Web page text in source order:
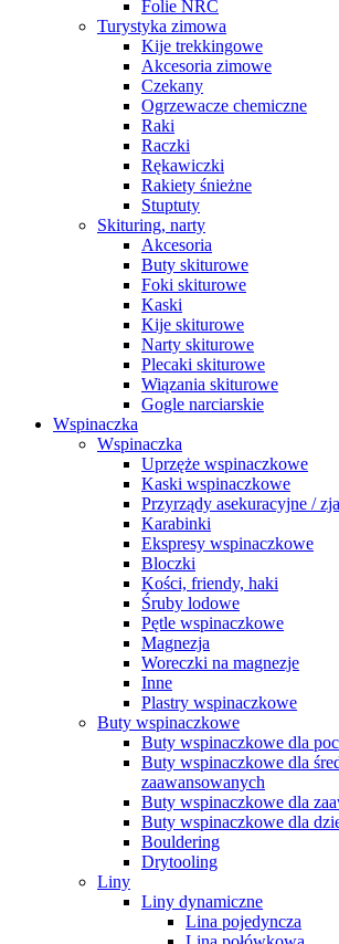
Folie NRC
Turystyka zimowa
Kije trekkingowe
Akcesoria zimowe
Czekany
Ogrzewacze chemiczne
Raki
Raczki
Rękawiczki
Rakiety śnieżne
Stuptuty
Skituring, narty
Akcesoria
Buty skiturowe
Foki skiturowe
Kaski
Kije skiturowe
Narty skiturowe
Plecaki skiturowe
Wiązania skiturowe
Gogle narciarskie
Wspinaczka
Wspinaczka
Uprzęże wspinaczkowe
Kaski wspinaczkowe
Przyrządy asekuracyjne /
Karabinki
Ekspresy wspinaczkowe
Bloczki
Kości, friendy, haki
Śruby lodowe
Pętle wspinaczkowe
Magnezja
Woreczki na magnezje
Inne
Plastry wspinaczkowe
Buty wspinaczkowe
Buty wspinaczkowe dla
Buty wspinaczkowe dla
zaawansowanych
Buty wspinaczkowe dla
Buty wspinaczkowe dla
Bouldering
Drytooling
Liny
Liny dynamiczne
Lina pojedyncza